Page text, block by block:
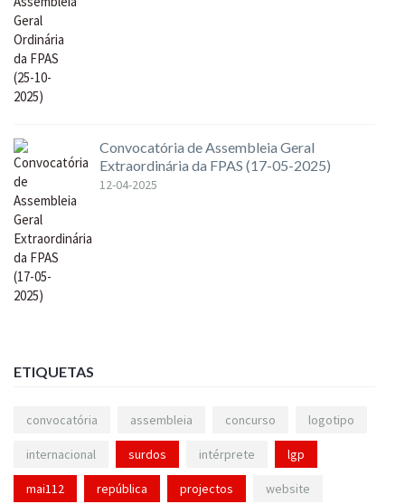
Convocatória de Assembleia Geral
Extraordinária da FPAS (17-05-2025)
12-04-2025
ETIQUETAS
convocatória assembleia concurso logotipo
internacional surdos intérprete lgp
mai112 república projectos website